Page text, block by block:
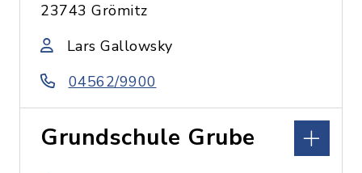
23743 Grömitz
Lars Gallowsky
04562/9900
Grundschule Grube